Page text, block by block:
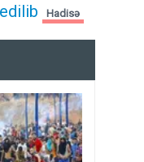
Hadisə